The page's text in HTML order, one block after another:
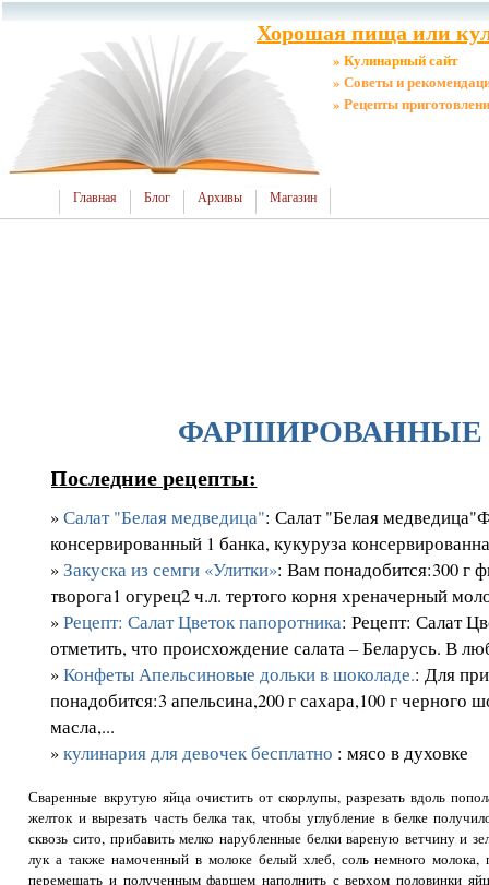
Хорошая пища или
» Кулинарный сайт
» Советы и
» Рецепты
Главная Блог Архивы Магазин
Последние рецепты:
»Салат "Белая медведица": Салат "Белая
консервированный 1 банка, кукуруза
»Закуска из семги «Улитки»: Вам понадобится:300 г
творога1 огурец2 ч.л. тертого корня хреначерный
»Рецепт: Салат Цветок папоротника: Рецепт: Салат
отметить, что происхождение салата – Беларусь. В
»Конфеты Апельсиновые дольки в шоколаде.: Для
понадобится:3 апельсина,200 г сахара,100 г черного
масла,...
»кулинария для девочек бесплатно : мясо в духовке
Сваренные вкрутую яйца очистить от скорлупы, раз­резать вдоль
желток и вырезать часть белка так, чтобы углуб­ление в белке
сквозь сито, прибавить мелко нарубленные бел­ки вареную ветчину и
лук а также намоченный в молоке белый хлеб, соль немного
перемешать и полученным фаршем наполнить с верхом половинки